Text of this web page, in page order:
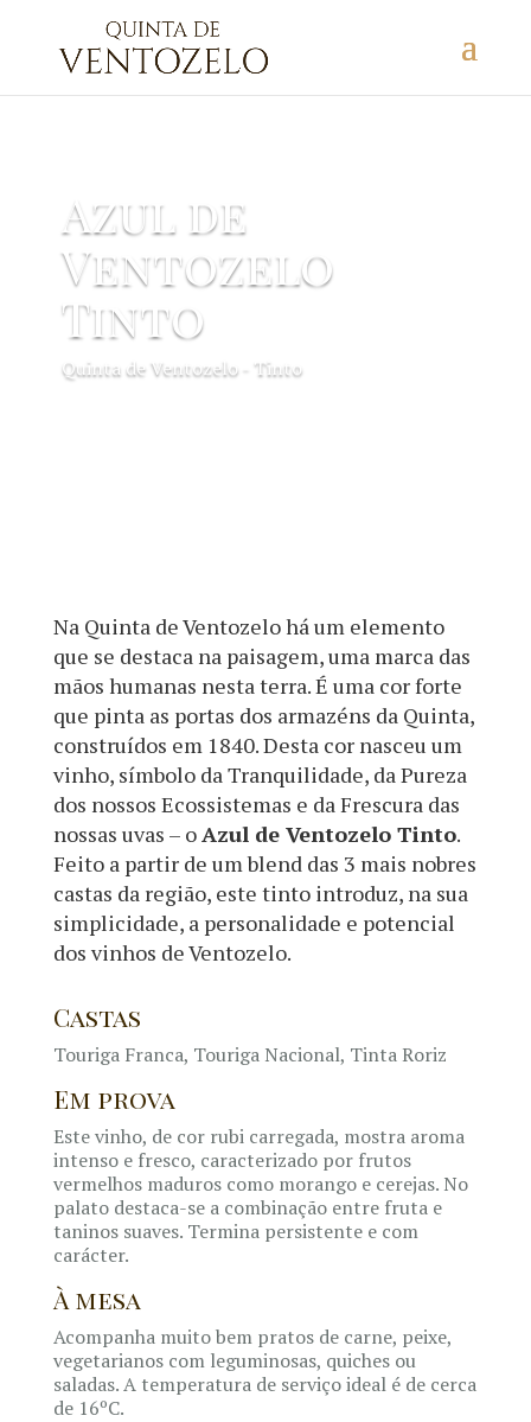
Azul de
Ventozelo
Tinto
Quinta de Ventozelo - Tinto
Na Quinta de Ventozelo há um elemento
que se destaca na paisagem, uma marca das
mãos humanas nesta terra. É uma cor forte
que pinta as portas dos armazéns da Quinta,
construídos em 1840. Desta cor nasceu um
vinho, símbolo da Tranquilidade, da Pureza
dos nossos Ecossistemas e da Frescura das
nossas uvas – oAzul de Ventozelo Tinto.
Feito a partir de um blend das 3 mais nobres
castas da região, este tinto introduz, na sua
simplicidade, a personalidade e potencial
dos vinhos de Ventozelo.
Castas
Touriga Franca, Touriga Nacional, Tinta Roriz
Em prova
Este vinho, de cor rubi carregada, mostra aroma
intenso e fresco, caracterizado por frutos
vermelhos maduros como morango e cerejas. No
palato destaca-se a combinação entre fruta e
taninos suaves. Termina persistente e com
carácter.
À mesa
Acompanha muito bem pratos de carne, peixe,
vegetarianos com leguminosas, quiches ou
saladas. A temperatura de serviço ideal é de cerca
de 16ºC.